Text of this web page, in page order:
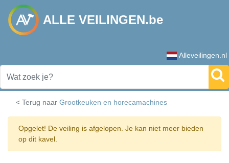
ALLE VEILINGEN.be
Alleveilingen.nl
< Terug naar Grootkeuken en horecamachines
Opgelet! De veiling is afgelopen. Je kan niet meer bieden
op dit kavel.